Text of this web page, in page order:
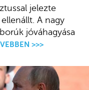
jelezte
A nagy
jóváhagyása
>>>